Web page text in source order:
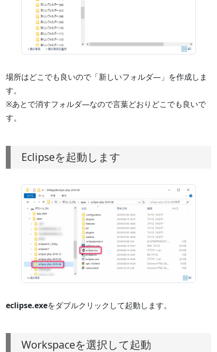
場所はどこでも良いので「新しいフォルダ―」を作成しま
す。
※あとで消すフォルダ―なので言葉どおりどこでも良いで
す。
Eclipseを起動します
eclipse.exeをダブルクリックして起動します。
Workspaceを選択して起動